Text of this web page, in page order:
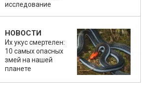
исследование
НОВОСТИ
Их укус смертелен:
10 самых опасных
змей на нашей
планете